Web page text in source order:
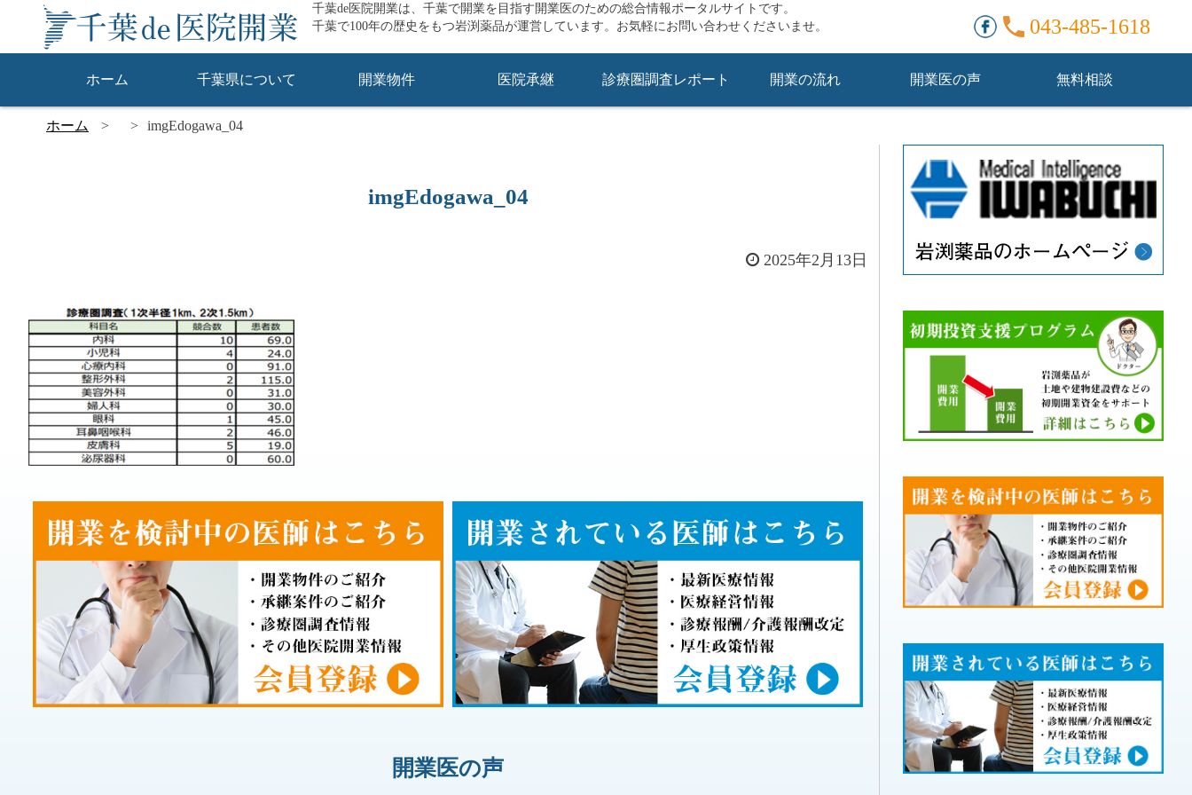
千葉de医院開業は、千葉で開業を目指す開業医のための総合情報ポータルサイトです。
千葉で100年の歴史をもつ岩渕薬品が運営しています。お気軽にお問い合わせくださいませ。
043-485-1618
ホーム 千葉県について 開業物件 医院承継 診療圏調査レポート 開業の流れ 開業医の声 無料相談
ホーム imgEdogawa_04
imgEdogawa_04
2025年2月13日
開業医の声